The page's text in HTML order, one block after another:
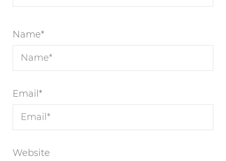
Name*
Email *
Website